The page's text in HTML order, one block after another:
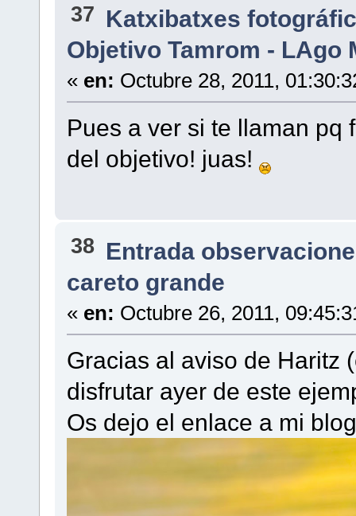
37 Katxibatxes
Objetivo Tamrom - LAgo
« en: Octubre 28, 2011,
Pues a ver si te llaman pq
del objetivo! juas!
38 Entrada
careto grande
« en: Octubre 26, 2011,
Gracias al aviso de Haritz
disfrutar ayer de este
Os dejo el enlace a mi